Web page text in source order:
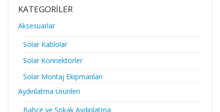
KATEGORILER
Aksesuarlar
Solar Kablolar
Solar Konnektörler
Solar Montaj Ekipmanları
Aydınlatma Ürünleri
Bahçe ve Sokak Aydınlatma